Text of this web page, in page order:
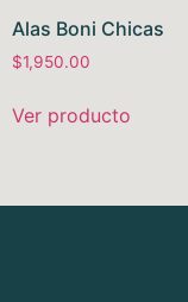
Alas Boni Chicas
$1,950.00
Ver producto